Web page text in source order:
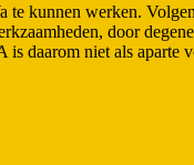
te kunnen werken.
door
daarom niet als aparte